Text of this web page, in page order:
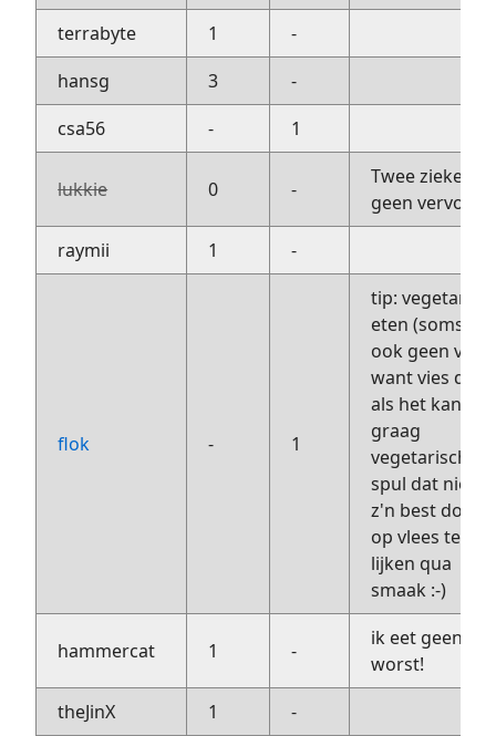
terrabyte
1
-
hansg
3
-
csa56
- 1
lukkie 0 -
Twee zieken
geen vervoer :(
raymii
1 -
flok - 1
tip:
eten (soms)
ook geen vlees
want vies dus
als het kan
graag
vegetarisch
spul dat niet
z'n best doet
op vlees te
lijken qua
smaak :-)
hammercat 1 -
ik eet geen
worst!
theJinX
1
-